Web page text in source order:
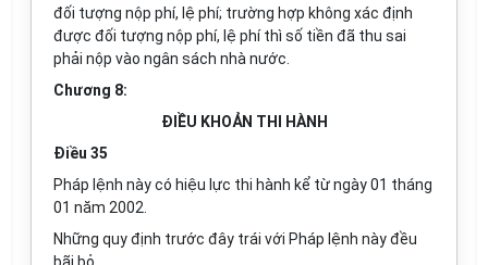
đối tượng nộp phí, lệ phí; trường hợp không xác định
được đối tượng nộp phí, lệ phí thì số tiền đã thu sai
phải nộp vào ngân sách nhà nước.
Chương 8:
ĐIỀU KHOẢN THI HÀNH
Điều 35
Pháp lệnh này có hiệu lực thi hành kể từ ngày 01 tháng
01 năm 2002.
Những quy định trước đây trái với Pháp lệnh này đều